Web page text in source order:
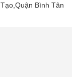
Tạo,Quận Bình Tân